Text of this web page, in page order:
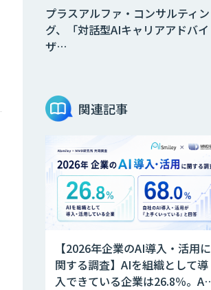
プラスアルファ・コンサルティン
グ、「対話型AIキャリアアドバイ
ザ…
関連記事
【2026年企業のAI導入・活用に
関する調査】AIを組織として導
入できている企業は26.8％。AI